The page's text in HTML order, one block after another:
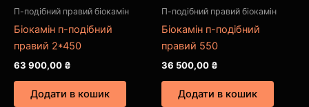
П-подібний правий біокамін
Біокамін п-подібний
правий 2*450
63 900,00 ₴
Додати в кошик
П-подібний правий біокамін
Біокамін п-подібний
правий 550
36 500,00 ₴
Додати в кошик